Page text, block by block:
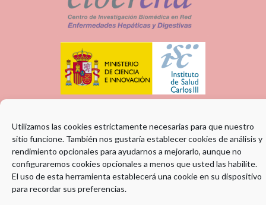
Utilizamos las cookies estrictamente necesarias para que nuestro
sitio funcione. También nos gustaría establecer cookies de análisis y
rendimiento opcionales para ayudarnos a mejorarlo, aunque no
configuraremos cookies opcionales a menos que usted las habilite.
El uso de esta herramienta establecerá una cookie en su dispositivo
para recordar sus preferencias.